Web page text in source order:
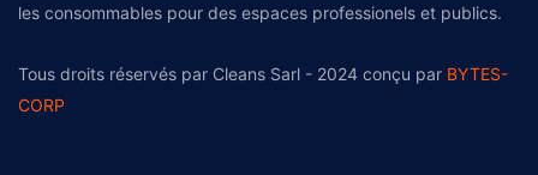
les consommables pour des espaces professionels et publics.
Tous droits réservés par Cleans Sarl - 2024 conçu par BYTES-
CORP